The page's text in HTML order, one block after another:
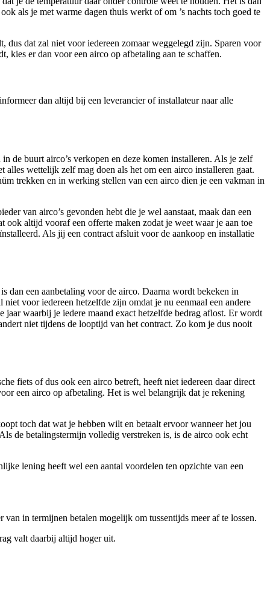
als je met warme dagen thuis werkt of om ’s nachts toch goed te
dus dat zal niet voor iedereen zomaar weggelegd zijn. Sparen voor
kies er dan voor een airco op afbetaling aan te schaffen.
dan altijd bij een leverancier of installateur naar alle
de buurt airco’s verkopen en deze komen installeren. Als je zelf
wettelijk zelf mag doen als het om een airco installeren gaat.
trekken en in werking stellen van een airco dien je een vakman in
van airco’s gevonden hebt die je wel aanstaat, maak dan een
altijd vooraf een offerte maken zodat je weet waar je aan toe
Als jij een contract afsluit voor de aankoop en installatie
dan een aanbetaling voor de airco. Daarna wordt bekeken in
voor iedereen hetzelfde zijn omdat je nu eenmaal een andere
waarbij je iedere maand exact hetzelfde bedrag aflost. Er wordt
niet tijdens de looptijd van het contract. Zo kom je dus nooit
fiets of dus ook een airco betreft, heeft niet iedereen daar direct
een airco op afbetaling. Het is wel belangrijk dat je rekening
toch dat wat je hebben wilt en betaalt ervoor wanneer het jou
de betalingstermijn volledig verstreken is, is de airco ook echt
lening heeft wel een aantal voordelen ten opzichte van een
in termijnen betalen mogelijk om tussentijds meer af te lossen.
valt daarbij altijd hoger uit.